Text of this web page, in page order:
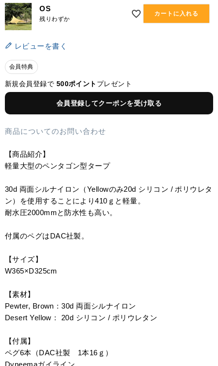
OS
残りわずか
カートに入れる
レビューを書く
会員特典
新規会員登録で 500ポイント プレゼント
会員登録してクーポンを受け取る
商品についてのお問い合わせ
【商品紹介】
軽量大型のペンタゴン型タープ
30d 両面シルナイロン（Yellowのみ20d シリコン / ポリウレタ
ン）を使用することにより410ｇと軽量。
耐水圧2000mmと防水性も高い。
付属のペグはDAC社製。
【サイズ】
W365×D325cm
【素材】
Pewter, Brown：30d 両面シルナイロン
Desert Yellow： 20d シリコン / ポリウレタン
【付属】
ペグ6本（DAC社製 1本16ｇ）